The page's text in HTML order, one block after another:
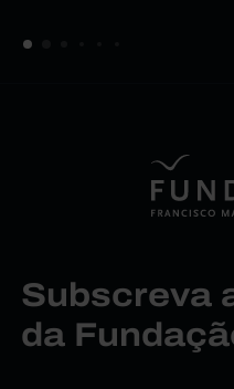
Subscreva
da